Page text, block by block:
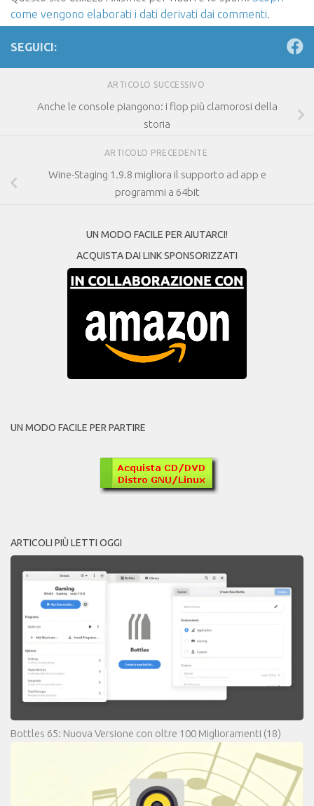
come vengono elaborati i dati derivati dai commenti.
SEGUICI:
ARTICOLO SUCCESSIVO
Anche le console piangono: i flop più clamorosi della
storia
ARTICOLO PRECEDENTE
Wine-Staging 1.9.8 migliora il supporto ad app e
programmi a 64bit
UN MODO FACILE PER AIUTARCI!
ACQUISTA DAI LINK SPONSORIZZATI
UN MODO FACILE PER PARTIRE
ARTICOLI PIÙ LETTI OGGI
Bottles 65: Nuova Versione con oltre 100 Miglioramenti (18)